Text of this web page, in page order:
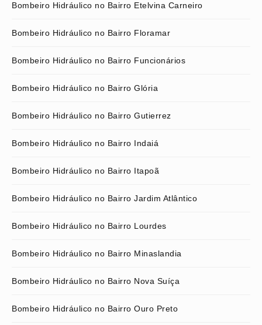
Bombeiro Hidráulico no Bairro Etelvina Carneiro
Bombeiro Hidráulico no Bairro Floramar
Bombeiro Hidráulico no Bairro Funcionários
Bombeiro Hidráulico no Bairro Glória
Bombeiro Hidráulico no Bairro Gutierrez
Bombeiro Hidráulico no Bairro Indaiá
Bombeiro Hidráulico no Bairro Itapoã
Bombeiro Hidráulico no Bairro Jardim Atlântico
Bombeiro Hidráulico no Bairro Lourdes
Bombeiro Hidráulico no Bairro Minaslandia
Bombeiro Hidráulico no Bairro Nova Suíça
Bombeiro Hidráulico no Bairro Ouro Preto